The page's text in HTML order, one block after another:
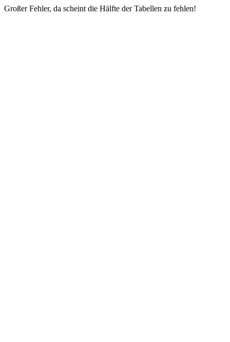
Großer Fehler, da scheint die Hälfte der Tabellen zu fehlen!